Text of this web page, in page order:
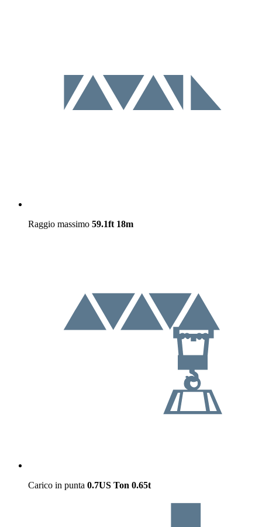
Raggio massimo 59.1ft 18m
Carico in punta 0.7US Ton 0.65t